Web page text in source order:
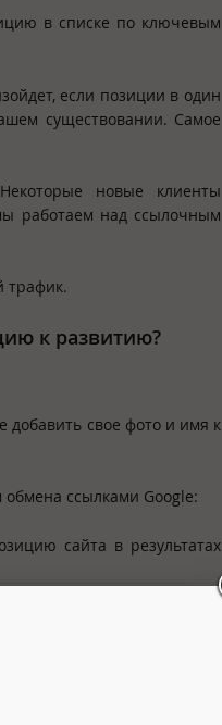
в списке по ключевым
если позиции в один
существовании. Самое
новые клиенты
работаем над ссылочным
трафик.
к развитию?
добавить свое фото и имя к
обмена ссылками Google:
сайта в результатах
ключевыми
сайтах. Таким
а так же завоевать их